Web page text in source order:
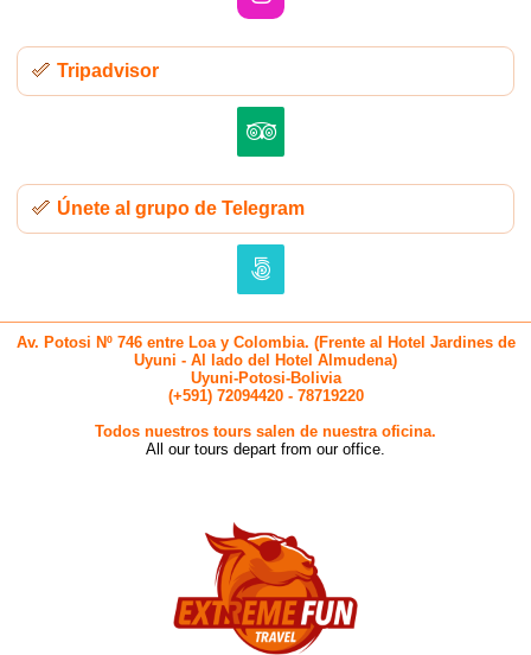
Tripadvisor
Únete al grupo de Telegram
Av. Potosi Nº 746 entre Loa y Colombia. (Frente al Hotel Jardines de
Uyuni - Al lado del Hotel Almudena)
Uyuni-Potosi-Bolivia
(+591) 72094420 - 78719220
Todos nuestros tours salen de nuestra oficina.
All our tours depart from our office.